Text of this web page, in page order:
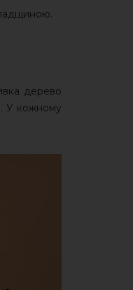
дерево
У кожному